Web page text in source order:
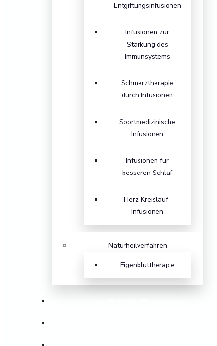
Entgiftungsinfusionen
Infusionen zur
Stärkung des
Immunsystems
Schmerztherapie
durch Infusionen
Sportmedizinische
Infusionen
Infusionen für
besseren Schlaf
Herz-Kreislauf-
Infusionen
Naturheilverfahren
Eigenbluttherapie